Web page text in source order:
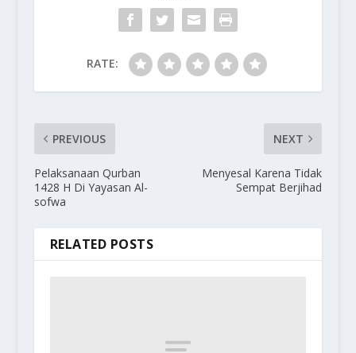
RATE:
PREVIOUS
Pelaksanaan Qurban
1428 H Di Yayasan Al-
sofwa
NEXT
Menyesal Karena Tidak
Sempat Berjihad
RELATED POSTS